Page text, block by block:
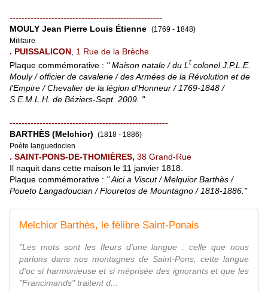
---------------------------------------------------
MOULY Jean Pierre Louis Étienne (1769 - 1848)
Militaire
. PUISSALICON , 1 Rue de la Brèche
Plaque commémorative : " Maison natale / du L t colonel J.P.L.E.
Mouly / officier de cavalerie / des Armées de la Révolution et de
l'Empire / Chevalier de la légion d'Honneur / 1769-1848 /
S.E.M.L.H. de Béziers-Sept. 2009. "
-----------------------------------------------------
BARTHÈS (Melchior) (1818 - 1886)
Poète languedocien
. SAINT-PONS-DE-THOMIÈRES, 38 Grand-Rue
Il naquit dans cette maison le 11 janvier 1818.
Plaque commémorative : " Aici a Viscut / Melquior Barthès /
Poueto Langadoucian / Flouretos de Mountagno / 1818-1886."
Melchior Barthès, le félibre Saint-Ponais
"Les mots sont les fleurs d'une langue : celle que nous
parlons dans nos montagnes de Saint-Pons, cette langue
d'oc si harmonieuse et si méprisée des ignorants et que les
"Francimands" traitent d...